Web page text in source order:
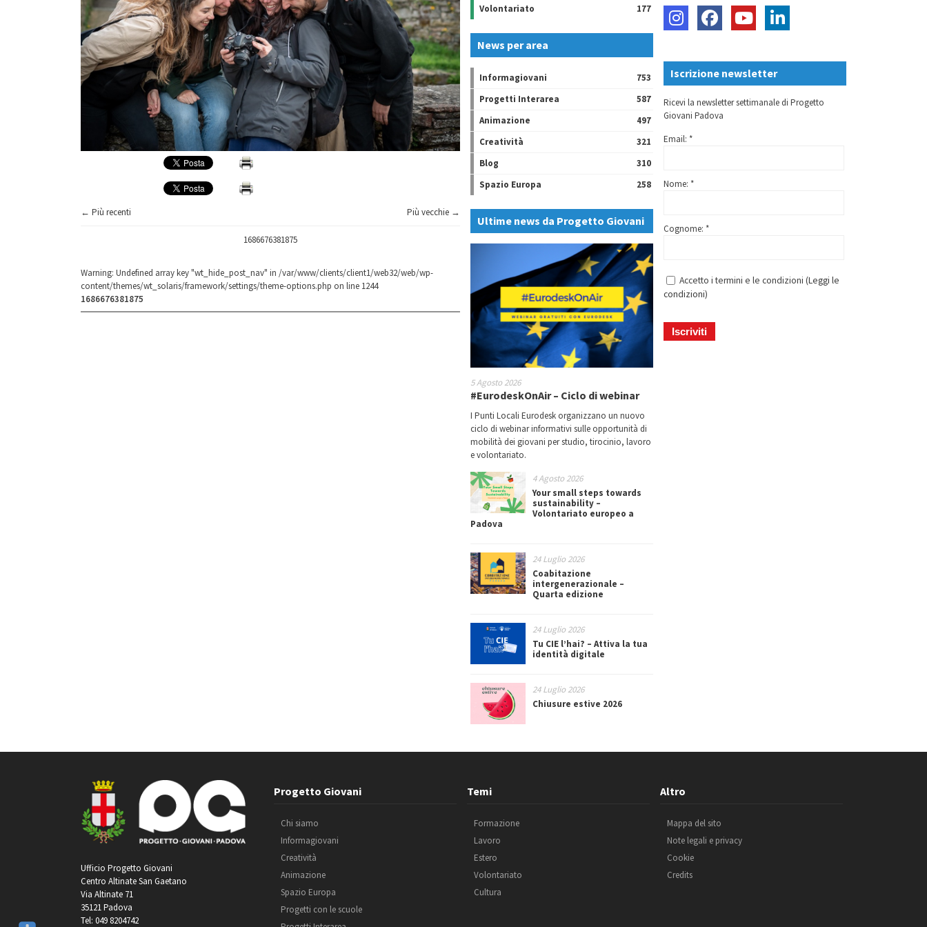
← Più recenti Più vecchie →
1686676381875
Warning: Undefined array key "wt_hide_post_nav" in /var/www/clients/client1/web32/web/wp-
content/themes/wt_solaris/framework/settings/theme-options.php on line 1244
1686676381875
Volontariato
177
News per area
Informagiovani
753
Progetti Interarea
587
Animazione
497
Creatività
321
Blog
310
Spazio Europa
258
Ultime news da Progetto Giovani
5 Agosto 2026
#EurodeskOnAir – Ciclo di webinar
I Punti Locali Eurodesk organizzano un nuovo
ciclo di webinar informativi sulle opportunità di
mobilità dei giovani per studio, tirocinio, lavoro
e volontariato.
4 Agosto 2026
Your small steps towards
sustainability –
Volontariato europeo a
Padova
24 Luglio 2026
Coabitazione
intergenerazionale –
Quarta edizione
24 Luglio 2026
Tu CIE l’hai? – Attiva la tua
identità digitale
24 Luglio 2026
Chiusure estive 2026
Iscrizione newsletter
Ricevi la newsletter settimanale di Progetto
Giovani Padova
Email: *
Nome: *
Cognome: *
Accetto i termini e le condizioni (Leggi le
condizioni)
Ufficio Progetto Giovani
Centro Altinate San Gaetano
Via Altinate 71
35121 Padova
Tel: 049 8204742
Progetto Giovani
Chi siamo
Informagiovani
Creatività
Animazione
Spazio Europa
Progetti con le scuole
Temi
Formazione
Lavoro
Estero
Volontariato
Cultura
Altro
Mappa del sito
Note legali e privacy
Cookie
Credits